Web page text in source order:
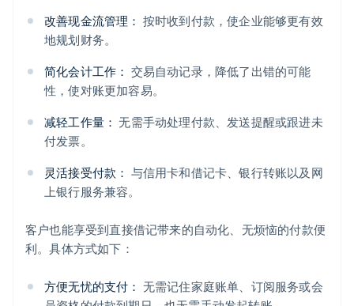
改善现金流管理： 按时收到付款，使企业能够更有效
地规划财务。
简化会计工作： 交易自动记录，降低了出错的可能
性，使对账更加容易。
减轻工作量： 无需手动处理付款、发送提醒或跟进未
付发票。
灵活接受付款： 与信用卡和借记卡、银行转账以及网
上银行服务兼容。
客户也能享受到直接借记带来的自动化、无烦恼的付款便
利。具体方式如下：
方便无忧的支付： 无需记住家庭账单、订阅服务或会